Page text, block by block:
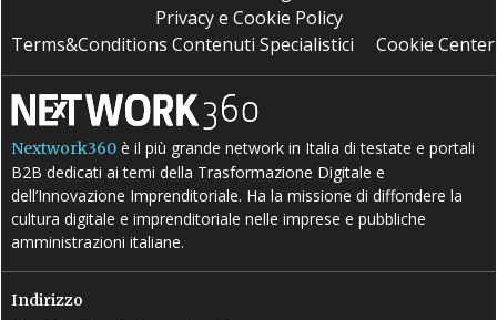
Privacy e Cookie Policy
Terms&Conditions Contenuti Specialistici
Cookie Center
Nextwork360 è il più grande network in Italia di testate e portali
B2B dedicati ai temi della Trasformazione Digitale e
dell’Innovazione Imprenditoriale. Ha la missione di diffondere la
cultura digitale e imprenditoriale nelle imprese e pubbliche
amministrazioni italiane.
Indirizzo